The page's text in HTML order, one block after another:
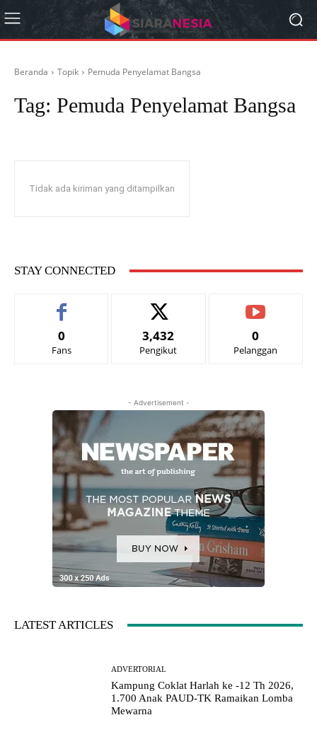
Beranda Topik Pemuda Penyelamat Bangsa
Tag: Pemuda Penyelamat Bangsa
Tidak ada kiriman yang ditampilkan
STAY CONNECTED
0
Fans
3,432
Pengikut
0
Pelanggan
- Advertisement -
LATEST ARTICLES
ADVERTORIAL
Kampung Coklat Harlah ke -12 Th 2026,
1.700 Anak PAUD-TK Ramaikan Lomba
Mewarna